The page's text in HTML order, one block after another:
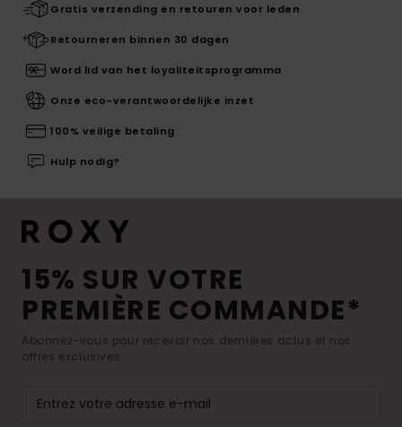
Gratis verzending en retouren voor leden
Retourneren binnen 30 dagen
Word lid van het loyaliteitsprogramma
Onze eco-verantwoordelijke inzet
100% veilige betaling
Hulp nodig?
15% SUR VOTRE
PREMIÈRE COMMANDE*
Abonnez-vous pour recevoir nos dernières actus et nos
offres exclusives.